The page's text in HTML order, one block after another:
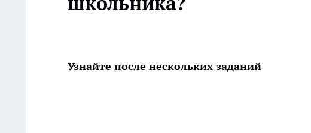
Узнайте после нескольких заданий